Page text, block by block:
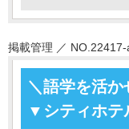
掲載管理 ／ NO.22417-
＼語学を活
▼シティホテ